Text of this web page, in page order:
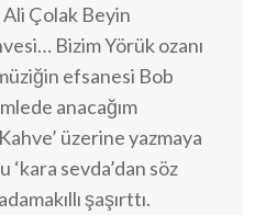
Ali Çolak Beyin
Bizim Yörük ozanı
efsanesi Bob
anacağım
üzerine yazmaya
sevda’dan söz
şaşırttı.